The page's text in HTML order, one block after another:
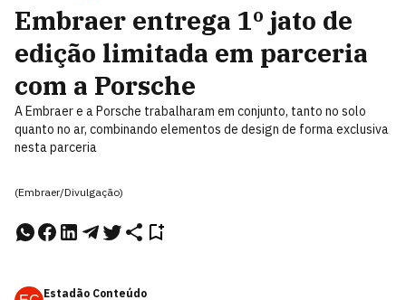
Embraer entrega 1º jato de
edição limitada em parceria
com a Porsche
A Embraer e a Porsche trabalharam em conjunto, tanto no solo
quanto no ar, combinando elementos de design de forma exclusiva
nesta parceria
(Embraer/Divulgação)
Estadão Conteúdo